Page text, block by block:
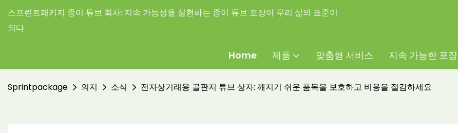
스프린트패키지 종이 튜브 회사: 지속 가능성을 실현하는 종이 튜브 포장이 우리 삶의 표준이
되다
Home 제품 맞춤형 서비스 지속 가능한 포장
Sprintpackage 의지 소식 전자상거래용 골판지 튜브 상자: 깨지기 쉬운 품목을 보호하고 비용을 절감하세요